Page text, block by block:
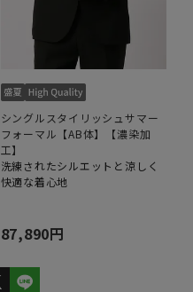
シングルスタイリッシュサマー
フォーマル【AB体】【濃染加
工】
洗練されたシルエットと涼しく
快適な着心地
87,890円